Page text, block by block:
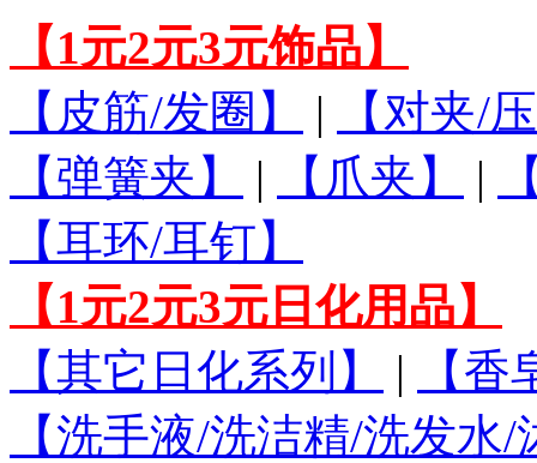
【1元2元3元饰品】
【皮筋/发圈】
|
【对夹/
【弹簧夹】
| 【爪夹】 |
【耳环/耳钉】
【1元2元3元日化用品】
【其它日化系列】
|
【
【洗手液/洗洁精/洗发水